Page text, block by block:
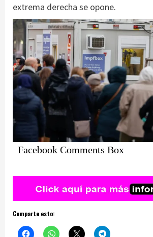
extrema derecha se opone.
Facebook Comments Box
Comparte esto: